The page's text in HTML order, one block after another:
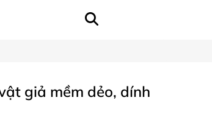
giả mềm dẻo, dính